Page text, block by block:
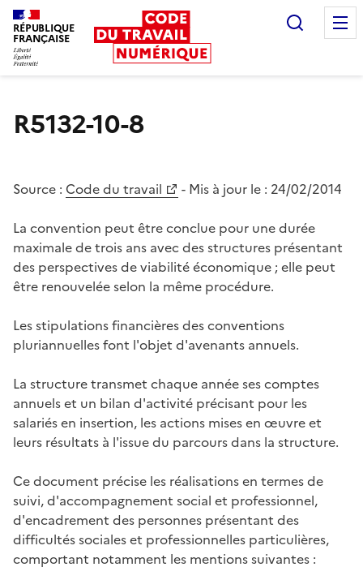
RÉPUBLIQUE
FRANÇAISE
R5132-10-8
Source : Code du travail - Mis à jour le : 24/02/2014
La convention peut être conclue pour une durée
maximale de trois ans avec des structures présentant
des perspectives de viabilité économique ; elle peut
être renouvelée selon la même procédure.
Les stipulations financières des conventions
pluriannuelles font l'objet d'avenants annuels.
La structure transmet chaque année ses comptes
annuels et un bilan d'activité précisant pour les
salariés en insertion, les actions mises en œuvre et
leurs résultats à l'issue du parcours dans la structure.
Ce document précise les réalisations en termes de
suivi, d'accompagnement social et professionnel,
d'encadrement des personnes présentant des
difficultés sociales et professionnelles particulières,
comportant notamment les mentions suivantes :